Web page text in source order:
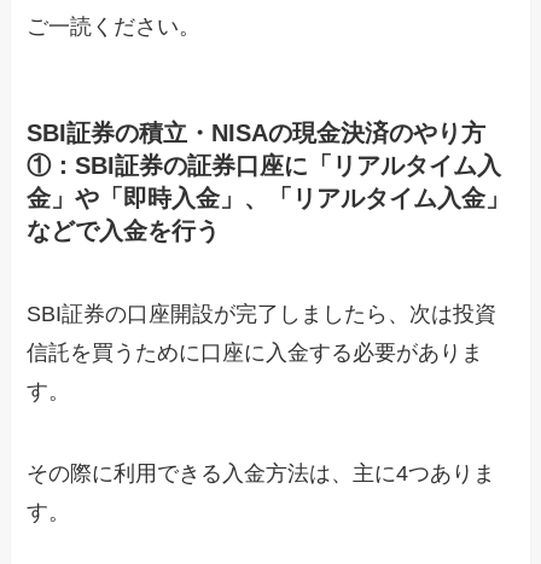
ご一読ください。
SBI証券の積立・NISAの現金決済のやり方
①：SBI証券の証券口座に「リアルタイム入
金」や「即時入金」、「リアルタイム入金」
などで入金を行う
SBI証券の口座開設が完了しましたら、次は投資
信託を買うために口座に入金する必要がありま
す。
その際に利用できる入金方法は、主に4つありま
す。